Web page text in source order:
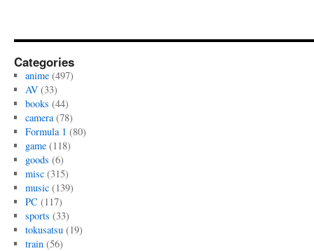
Categories
anime(497)
AV(33)
books (44)
camera(78)
Formula 1 (80)
game(118)
goods (6)
misc(315)
music(139)
PC (117)
sports (33)
tokusatsu(19)
train(56)